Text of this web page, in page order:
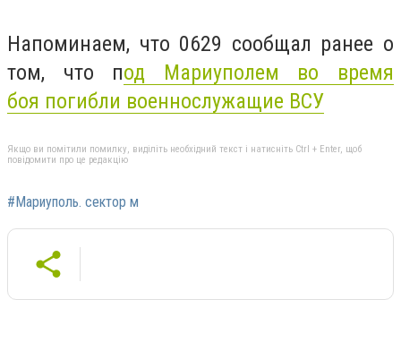
Напоминаем, что 0629 сообщал ранее о
том, что под Мариуполем во время
боя погибли военнослужащие ВСУ
Якщо ви помітили помилку, виділіть необхідний текст і натисніть Ctrl + Enter, щоб
повідомити про це редакцію
#Мариуполь. сектор м